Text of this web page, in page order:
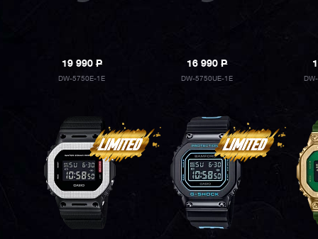
19 990P
DW-5750E-1E
16 990P
DW-5750UE-1E